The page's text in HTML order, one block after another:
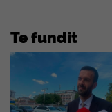
Te fundit